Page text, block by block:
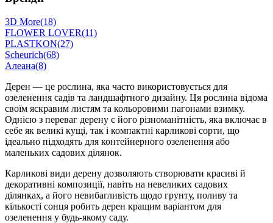
3D More(18)
FLOWER LOVER(11)
PLASTKON(27)
Scheurich(68)
Алеана(8)
Дерен — це рослина, яка часто використовується для
озеленення садів та ландшафтного дизайну. Ця рослина відома
своїм яскравим листям та кольоровими пагонами взимку.
Однією з переваг дерену є його різноманітність, яка включає в
себе як великі кущі, так і компактні карликові сорти, що
ідеально підходять для контейнерного озеленення або
маленьких садових ділянок.
Карликові види дерену дозволяють створювати красиві й
декоративні композиції, навіть на невеликих садових
ділянках, а його невибагливість щодо грунту, поливу та
кількості сонця робить дерен кращим варіантом для
озеленення у будь-якому саду.